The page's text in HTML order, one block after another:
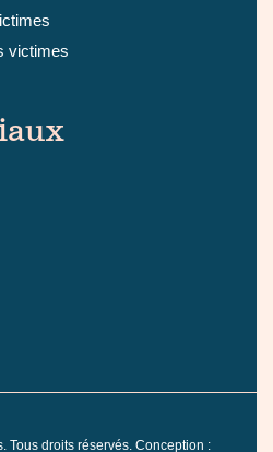
victimes
Tous droits réservés. Conception :